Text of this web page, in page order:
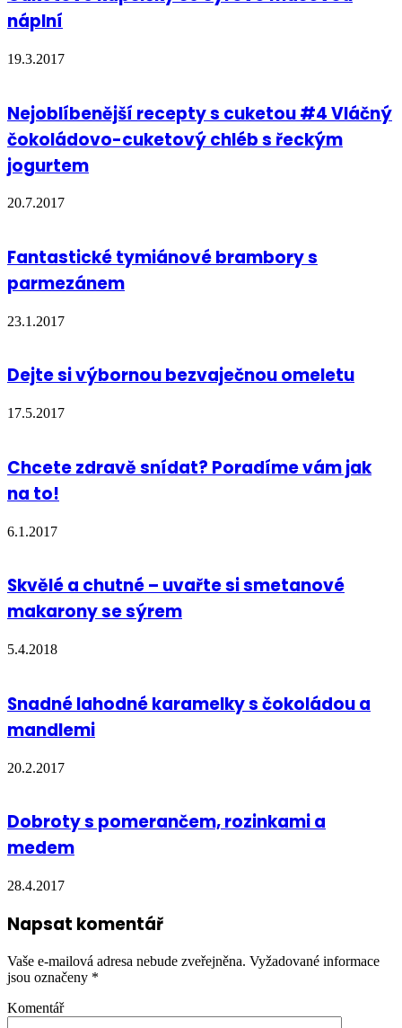
náplní
19.3.2017
Nejoblíbenější recepty s cuketou #4 Vláčný
čokoládovo-cuketový chléb s řeckým
jogurtem
20.7.2017
Fantastické tymiánové brambory s
parmezánem
23.1.2017
Dejte si výbornou bezvaječnou omeletu
17.5.2017
Chcete zdravě snídat? Poradíme vám jak
na to!
6.1.2017
Skvělé a chutné – uvařte si smetanové
makarony se sýrem
5.4.2018
Snadné lahodné karamelky s čokoládou a
mandlemi
20.2.2017
Dobroty s pomerančem, rozinkami a
medem
28.4.2017
Napsat komentář
Vaše e-mailová adresa nebude zveřejněna. Vyžadované informace
jsou označeny *
Komentář